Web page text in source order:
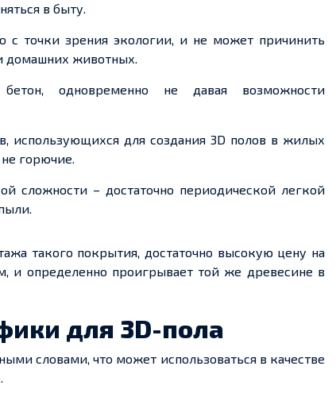
в быту.
с точки зрения экологии, и не может причинить
домашних животных.
бетон, одновременно не давая возможности
использующихся для создания 3D полов в жилых
горючие.
сложности – достаточно периодической легкой
такого покрытия, достаточно высокую цену на
и определенно проигрывает той же древесине в
для 3D-пола
словами, что может использоваться в качестве